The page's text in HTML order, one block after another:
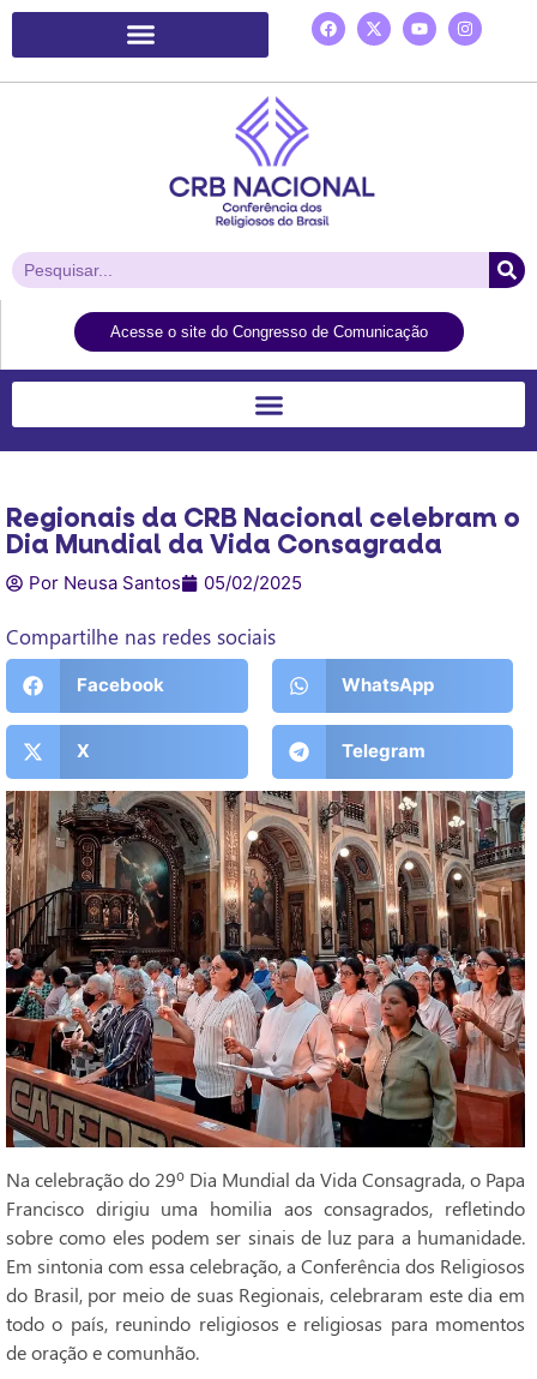
Acesse o site do Congresso de Comunicação
Regionais da CRB Nacional celebram o
Dia Mundial da Vida Consagrada
Por Neusa Santos 05/02/2025
Compartilhe nas redes sociais
Facebook WhatsApp
X Telegram
Na celebração do 29º Dia Mundial da Vida Consagrada, o Papa
Francisco dirigiu uma homilia aos consagrados, refletindo
sobre como eles podem ser sinais de luz para a humanidade.
Em sintonia com essa celebração, a Conferência dos Religiosos
do Brasil, por meio de suas Regionais, celebraram este dia em
todo o país, reunindo religiosos e religiosas para momentos
de oração e comunhão.